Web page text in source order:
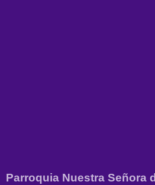
Parroquia Nuestra Señora